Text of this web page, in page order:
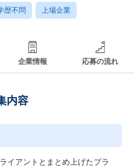
歴不問 上場企業
企業情報 応募の流れ
内容
イアントとまとめ上げたプラ